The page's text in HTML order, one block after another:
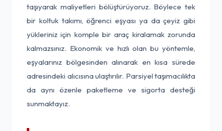
taşıyarak maliyetleri bölüştürüyoruz. Böylece tek
bir koltuk takımı, öğrenci eşyası ya da çeyiz gibi
yükleriniz için komple bir araç kiralamak zorunda
kalmazsınız. Ekonomik ve hızlı olan bu yöntemle,
eşyalarınız bölgesinden alınarak en kısa sürede
adresindeki alıcısına ulaştırılır. Parsiyel taşımacılıkta
da aynı özenle paketleme ve sigorta desteği
sunmaktayız.